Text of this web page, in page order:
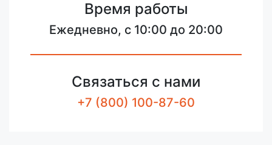
Время работы
Ежедневно, с 10:00 до 20:00
Связаться с нами
+7 (800) 100-87-60